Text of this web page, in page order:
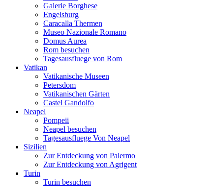
Galerie Borghese
Engelsburg
Caracalla Thermen
Museo Nazionale Romano
Domus Aurea
Rom besuchen
Tagesausfluege von Rom
Vatikan
Vatikanische Museen
Petersdom
Vatikanischen Gärten
Castel Gandolfo
Neapel
Pompeii
Neapel besuchen
Tagesausfluege Von Neapel
Sizilien
Zur Entdeckung von Palermo
Zur Entdeckung von Agrigent
Turin
Turin besuchen